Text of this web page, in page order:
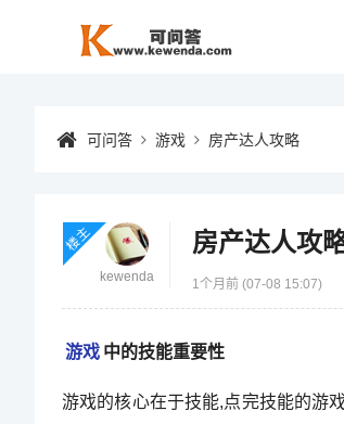
可问答 游戏 房产达人攻略
房产达人攻
1个月前 (07-08 15:07)
kewenda
楼主
游戏 中的技能重要性
游戏的核心在于技能,点完技能的